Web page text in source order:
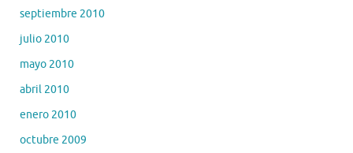
septiembre 2010
julio 2010
mayo 2010
abril 2010
enero 2010
octubre 2009